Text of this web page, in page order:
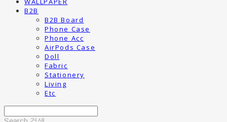
B2B
B2B Board
Phone Case
Phone Acc
AirPods Case
Doll
Fabric
Stationery
Living
Etc